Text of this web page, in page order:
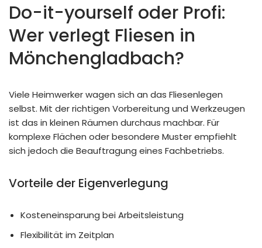
Do-it-yourself oder Profi:
Wer verlegt Fliesen in
Mönchengladbach?
Viele Heimwerker wagen sich an das Fliesenlegen
selbst. Mit der richtigen Vorbereitung und Werkzeugen
ist das in kleinen Räumen durchaus machbar. Für
komplexe Flächen oder besondere Muster empfiehlt
sich jedoch die Beauftragung eines Fachbetriebs.
Vorteile der Eigenverlegung
Kosteneinsparung bei Arbeitsleistung
Flexibilität im Zeitplan